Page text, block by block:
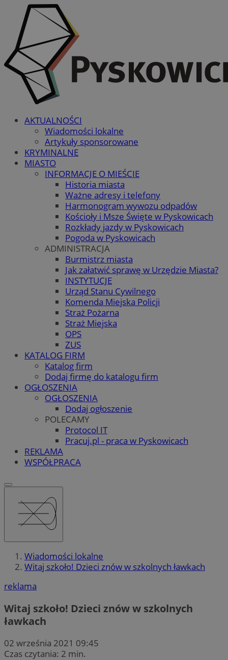
AKTUALNOŚCI
Wiadomości lokalne
Artykuły sponsorowane
KRYMINALNE
MIASTO
INFORMACJE O MIEŚCIE
Historia miasta
Ważne adresy i telefony
Harmonogram wywozu odpadów
Kościoły i Msze Święte w Pyskowicach
Rozkłady jazdy w Pyskowicach
Pogoda w Pyskowicach
ADMINISTRACJA
Burmistrz miasta
Jak załatwić sprawę w Urzędzie Miasta?
INSTYTUCJE
Urząd Stanu Cywilnego
Komenda Miejska Policji
Straż Pożarna
Straż Miejska
OPS
ZUS
KATALOG FIRM
Katalog firm
Dodaj firmę do katalogu firm
OGŁOSZENIA
OGŁOSZENIA
Dodaj ogłoszenie
POLECAMY
Protocol IT
Pracuj.pl - praca w Pyskowicach
REKLAMA
WSPÓŁPRACA
Wiadomości lokalne
Witaj szkoło! Dzieci znów w szkolnych ławkach
reklama
Witaj szkoło! Dzieci znów w szkolnych
ławkach
02 września 2021 09:45
Czas czytania: 2 min.